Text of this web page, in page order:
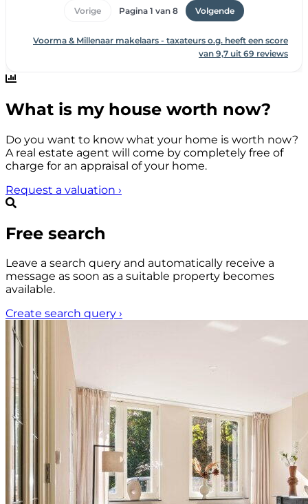
What is my house worth now?
Do you want to know what your home is worth now?
A real estate agent will come by completely free of
charge for an appraisal of your home.
Request a valuation ›
Free search
Leave a search query and automatically receive a
message as soon as a suitable property becomes
available.
Create search query ›